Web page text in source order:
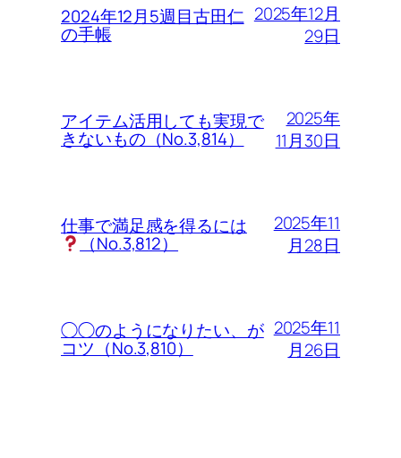
2024年12月5週目古田仁
の手帳
2025年12月
29日
アイテム活用しても実現で
きないもの（No.3,814）
2025年
11月30日
仕事で満足感を得るには
（No.3,812）
2025年11
月28日
◯◯のようになりたい、が
コツ（No.3,810）
2025年11
月26日